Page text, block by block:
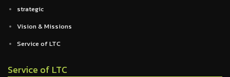
strategic
Vision & Missions
Service of LTC
Service of LTC